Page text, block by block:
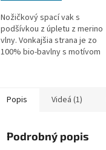
Nožičkový spací vak s
podšívkou z úpletu z merino
vlny. Vonkajšia strana je zo
100% bio-bavlny s motívom
Popis Videá (1)
Podrobný popis